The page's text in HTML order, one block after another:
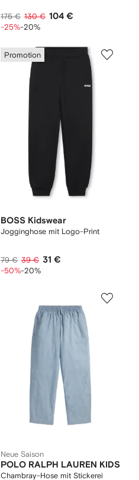
175 € 130 € 104 €
-25%-20%
Promotion
BOSS Kidswear
Jogginghose mit Logo-Print
79 € 39 € 31 €
-50%-20%
Neue Saison
POLO RALPH LAUREN KIDS
Chambray-Hose mit Stickerei